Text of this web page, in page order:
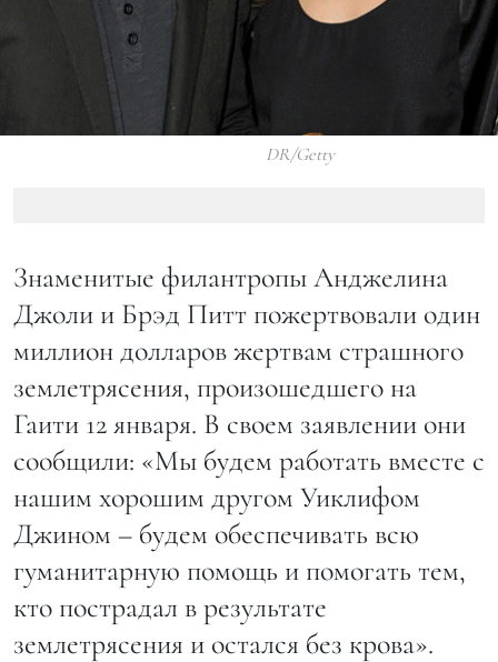
DR/Getty
Знаменитые филантропы Анджелина
Джоли и Брэд Питт пожертвовали один
миллион долларов жертвам страшного
землетрясения, произошедшего на
Гаити 12 января. В своем заявлении они
сообщили: «Мы будем работать вместе с
нашим хорошим другом Уиклифом
Джином – будем обеспечивать всю
гуманитарную помощь и помогать тем,
кто пострадал в результате
землетрясения и остался без крова».